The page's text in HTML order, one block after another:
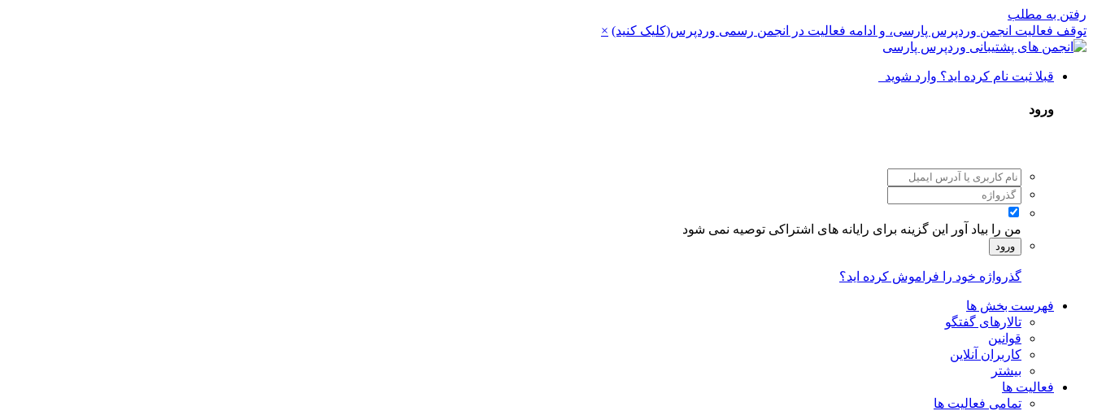
رفتن به مطلب
توقف فعالیت انجمن وردپرس پارسی، و ادامه فعالیت در انجمن رسمی وردپرس(کلیک کنید) ×
قبلا ثبت نام کرده اید؟ وارد شوید
ورود
من را بیاد آور این گزینه برای رایانه های اشتراکی توصیه نمی شود
ورود
گذرواژه خود را فراموش کرده اید؟
فهرست بخش ها
تالارهای گفتگو
قوانین
کاربران آنلاین
بیشتر
فعالیت ها
تمامی فعالیت ها